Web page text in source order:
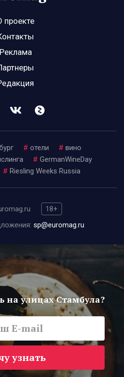
проекте
Реклама
# отели # вино
# GermanWineDay
# Riesling Weeks Russia
18+
sp@euromag.ru
на улицах Стамбула?
узнать